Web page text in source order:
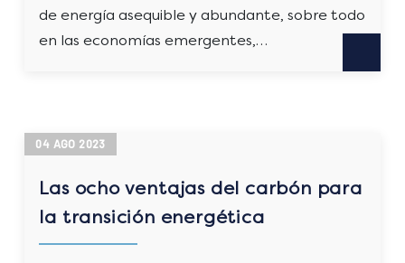
de energía asequible y abundante, sobre todo
en las economías emergentes,…
Las ocho ventajas del carbón para
la transición energética
04 AGO 2023